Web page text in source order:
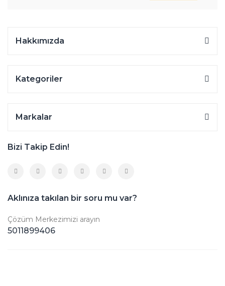
Hakkımızda
Kategoriler
Markalar
Bizi Takip Edin!
Aklınıza takılan bir soru mu var?
Çözüm Merkezimizi arayın
5011899406